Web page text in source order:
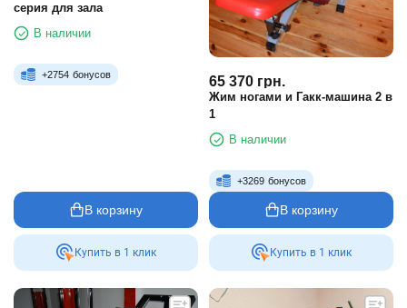
серия для зала
В наличии
+2754 бонусов
В корзину
Купить в 1 клик
65 370 грн.
Жим ногами и Гакк-машина 2 в
1
В наличии
+3269 бонусов
В корзину
Купить в 1 клик